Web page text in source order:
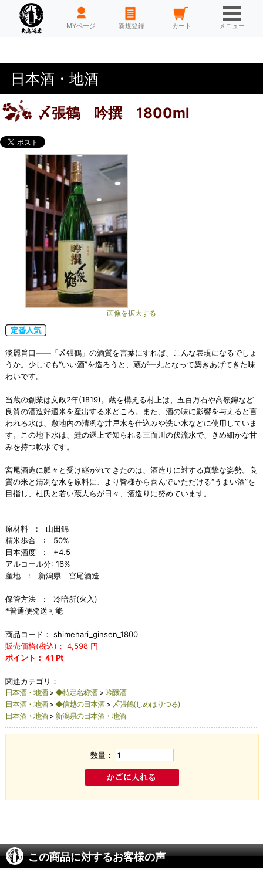
HOME MYページ 新規登録 カート メニュー
日本酒・地酒
〆張鶴 吟撰 1800ml
画像を拡大する
淡麗旨口――「〆張鶴」の酒質を言葉にすれば、こんな表現になるでしょ
うか。少しでも“いい酒”を造ろうと、蔵が一丸となって築きあげてきた味
わいです。
当蔵の創業は文政2年(1819)。蔵を構える村上は、五百万石や高嶺錦など
良質の酒造好適米を産出する米どころ。また、酒の味に影響を与えると言
われる水は、敷地内の清冽な井戸水を仕込みや洗い水などに使用していま
す。この地下水は、鮭の遡上で知られる三面川の伏流水で、きめ細かな甘
みを持つ軟水です。
宮尾酒造に脈々と受け継がれてきたのは、酒造りに対する真摯な姿勢。良
質の米と清冽な水を原料に、より皆様から喜んでいただける“うまい酒”を
目指し、杜氏と若い蔵人らが日々、酒造りに努めています。
原材料 : 山田錦
精米歩合 : 50%
日本酒度 : +4.5
アルコール分: 16%
産地 : 新潟県 宮尾酒造
保管方法 : 冷暗所(火入)
*普通便発送可能
商品コード： shimehari_ginsen_1800
販売価格(税込)： 4,598円
ポイント： 41 Pt
関連カテゴリ：
日本酒・地酒> ◆特定名称酒> 吟醸酒
日本酒・地酒> ◆信越の日本酒> 〆張鶴(しめはりつる)
日本酒・地酒> 新潟県の日本酒・地酒
数量：
この商品に対するお客様の声